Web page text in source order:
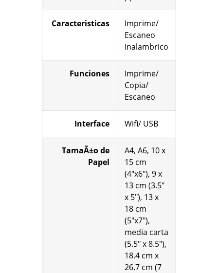
Caracteristicas
Imprime/
Escaneo
inalambrico
Funciones
Imprime/
Copia/
Escaneo
Interface Wifi/ USB
TamaÃ±o de
Papel
A4, A6, 10 x
15 cm
(4″x6″), 9 x
13 cm (3.5″
x 5″), 13 x
18 cm
(5″x7″),
media carta
(5.5″ x 8.5″),
18.4 cm x
26.7 cm (7